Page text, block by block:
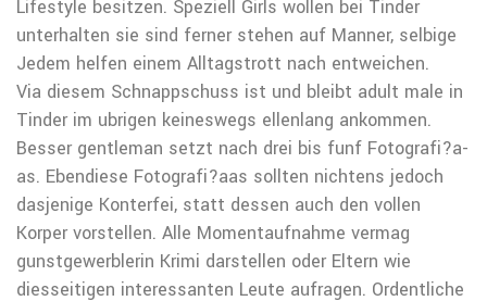
Lifestyle besitzen. Speziell Girls wollen bei Tinder
unterhalten sie sind ferner stehen auf Manner, selbige
Jedem helfen einem Alltagstrott nach entweichen.
Via diesem Schnappschuss ist und bleibt adult male in
Tinder im ubrigen keineswegs ellenlang ankommen.
Besser gentleman setzt nach drei bis funf Fotografi?a­
as. Ebendiese Fotografi?a­as sollten nichtens jedoch
dasjenige Konterfei, statt dessen auch den vollen
Korper vorstellen. Alle Momentaufnahme vermag
gunstgewerblerin Krimi darstellen oder Eltern wie
diesseitigen interessanten Leute aufragen. Ordentliche